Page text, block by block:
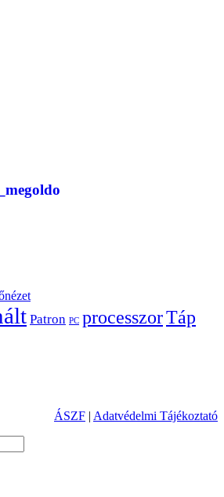
Patron PC processzorTáp
ÁSZF | Adatvédelmi Tájékoztató